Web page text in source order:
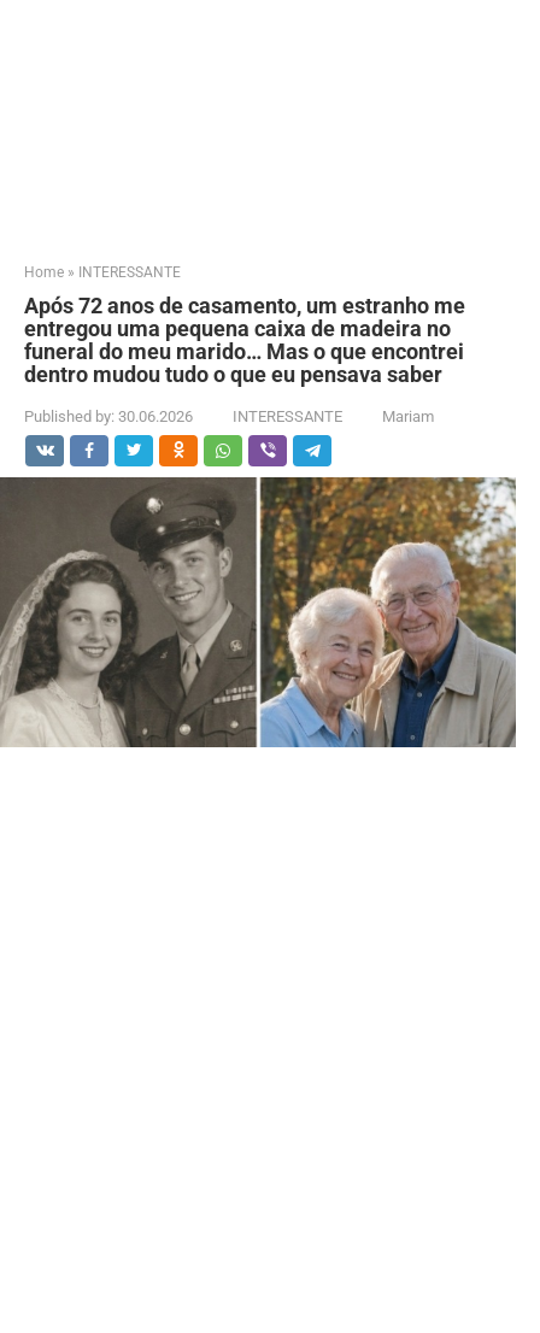
Home » INTERESSANTE
Após 72 anos de casamento, um estranho me
entregou uma pequena caixa de madeira no
funeral do meu marido… Mas o que encontrei
dentro mudou tudo o que eu pensava saber
Published by: 30.06.2026 INTERESSANTE Mariam